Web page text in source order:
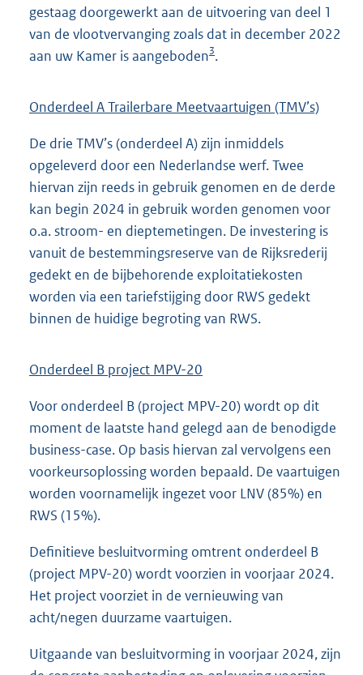
gestaag doorgewerkt aan de uitvoering van deel 1
van de vlootvervanging zoals dat in december 2022
aan uw Kamer is aangeboden3.
Onderdeel A Trailerbare Meetvaartuigen (TMV’s)
De drie TMV’s (onderdeel A) zijn inmiddels
opgeleverd door een Nederlandse werf. Twee
hiervan zijn reeds in gebruik genomen en de derde
kan begin 2024 in gebruik worden genomen voor
o.a. stroom- en dieptemetingen. De investering is
vanuit de bestemmingsreserve van de Rijksrederij
gedekt en de bijbehorende exploitatiekosten
worden via een tariefstijging door RWS gedekt
binnen de huidige begroting van RWS.
Onderdeel B project MPV-20
Voor onderdeel B (project MPV-20) wordt op dit
moment de laatste hand gelegd aan de benodigde
business-case. Op basis hiervan zal vervolgens een
voorkeursoplossing worden bepaald. De vaartuigen
worden voornamelijk ingezet voor LNV (85%) en
RWS (15%).
Definitieve besluitvorming omtrent onderdeel B
(project MPV-20) wordt voorzien in voorjaar 2024.
Het project voorziet in de vernieuwing van
acht/negen duurzame vaartuigen.
Uitgaande van besluitvorming in voorjaar 2024, zijn